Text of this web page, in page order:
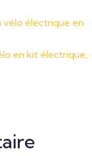
vélo électrique en
en kit électrique,